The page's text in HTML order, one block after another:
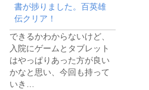
書が捗りました。百英雄
伝クリア！
できるかわからないけど、
入院にゲームとタブレット
はやっぱりあった方が良い
かなと思い、今回も持って
いき…